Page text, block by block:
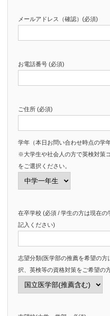
メールアドレス（確認）(必須)
お電話番号 (必須)
ご住所 (必須)
学年（本日お問い合わせ時点の学
※大学生や社会人の方で英検対策
をご選択ください。
在卒学校 (必須 / 学生の方は現在
記入ください)
志望分類(医学部の推薦を希望の
択、英検等の資格対策をご希望の